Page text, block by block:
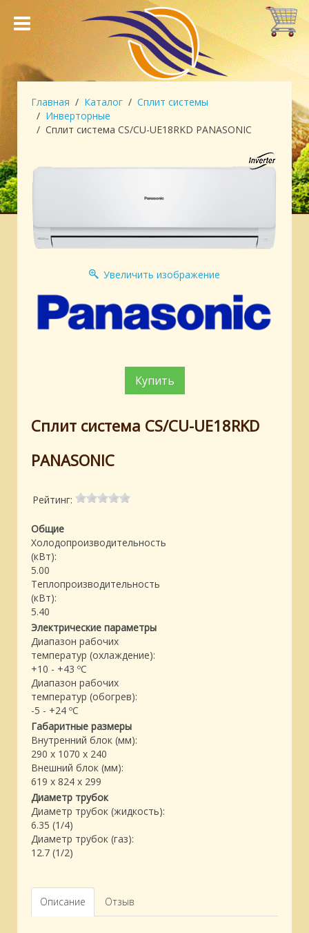
Главная Каталог
Сплит системы
Инверторные
Сплит система CS/CU-UE18RKD PANASONIC
Увеличить изображение
Купить
Сплит система CS/CU-UE18RKD
PANASONIC
Рейтинг:
Общие
Холодопроизводительность
(кВт):
5.00
Теплопроизводительность
(кВт):
5.40
Электрические параметры
Диапазон рабочих
температур (охлаждение):
+10 - +43 ºC
Диапазон рабочих
температур (обогрев):
-5 - +24 ºC
Габаритные размеры
Внутренний блок (мм):
290 x 1070 x 240
Внешний блок (мм):
619 x 824 x 299
Диаметр трубок
Диаметр трубок (жидкость):
6.35 (1/4)
Диаметр трубок (газ):
12.7 (1/2)
Описание Отзыв